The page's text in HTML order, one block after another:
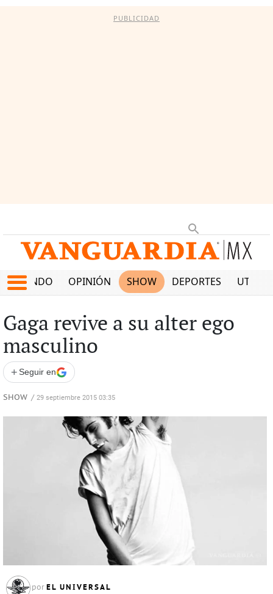
PUBLICIDAD
MUNDO OPINIÓN SHOW DEPORTES
Gaga revive a su alter ego
masculino
+ Seguir en
SHOW / 29 septiembre 2015 03:35
por EL UNIVERSAL